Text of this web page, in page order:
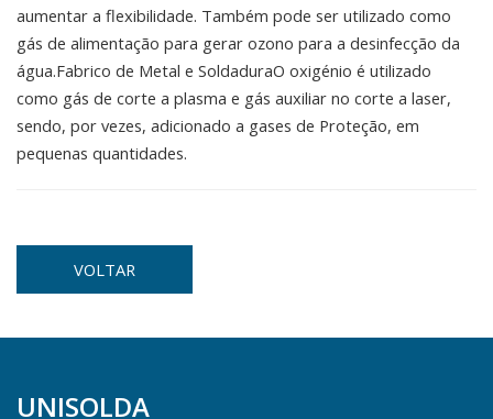
aumentar a flexibilidade. Também pode ser utilizado como
gás de alimentação para gerar ozono para a desinfecção da
água.Fabrico de Metal e SoldaduraO oxigénio é utilizado
como gás de corte a plasma e gás auxiliar no corte a laser,
sendo, por vezes, adicionado a gases de Proteção, em
pequenas quantidades.
VOLTAR
UNISOLDA